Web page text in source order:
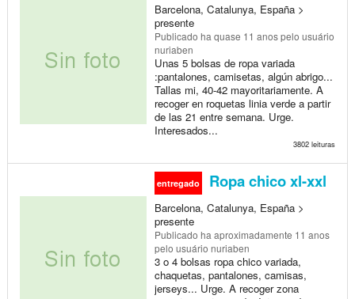
Barcelona, Catalunya, España >
presente
Publicado ha quase 11 anospelo usuário
nuriaben
Unas 5 bolsas de ropa variada
:pantalones, camisetas, algún abrigo...
Tallas mi, 40-42 mayoritariamente. A
recoger en roquetas linia verde a partir
de las 21 entre semana. Urge.
Interesados...
3802 leituras
entregado Ropa chico xl-xxl
Barcelona, Catalunya, España >
presente
Publicado ha aproximadamente 11 anos
pelo usuário nuriaben
3 o 4 bolsas ropa chico variada,
chaquetas, pantalones, camisas,
jerseys... Urge. A recoger zona